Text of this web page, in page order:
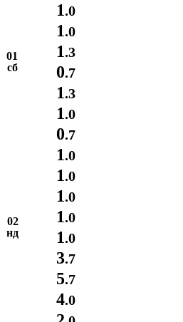
01
сб
1.0
1.0
1.3
0.7
1.3
1.0
0.7
02
нд
1.0
1.0
1.0
1.0
1.0
3.7
5.7
4.0